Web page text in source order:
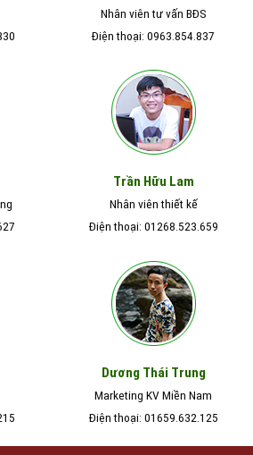
Nhân viên tư vấn BĐS
Điện thoại: 0963.854.837
Trần Hữu Lam
Nhân viên thiết kế
Điện thoại: 01268.523.659
Dương Thái Trung
Marketing KV Miền Nam
Điện thoại: 01659.632.125